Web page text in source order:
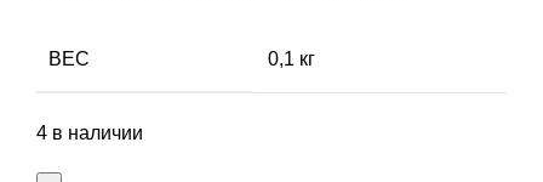
ВЕС 0,1 кг
4 в наличии